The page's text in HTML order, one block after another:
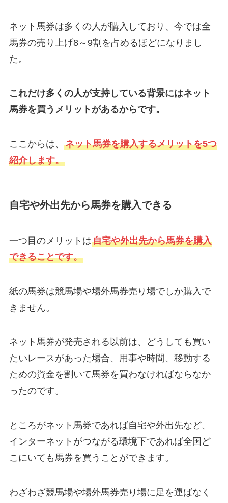
ネット馬券は多くの人が購入しており、今では全
馬券の売り上げ8～9割を占めるほどになりまし
た。
これだけ多くの人が支持している背景にはネット
馬券を買うメリットがあるからです。
ここからは、 ネット馬券を購入するメリットを5つ
紹介します。
自宅や外出先から馬券を購入できる
一つ目のメリットは自宅や外出先から馬券を購入
できることです。
紙の馬券は競馬場や場外馬券売り場でしか購入で
きません。
ネット馬券が発売される以前は、どうしても買い
たいレースがあった場合、用事や時間、移動する
ための資金を割いて馬券を買わなければならなか
ったのです。
ところがネット馬券であれば自宅や外出先など、
インターネットがつながる環境下であれば全国ど
こにいても馬券を買うことができます。
わざわざ競馬場や場外馬券売り場に足を運ばなく